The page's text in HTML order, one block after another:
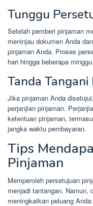
Tunggu
Setelah pemberi pinjaman
meninjau dokumen Anda
pinjaman Anda. Proses
hari hingga beberapa minggu.
Tanda
Jika pinjaman Anda
perjanjian pinjaman.
ketentuan pinjaman,
jangka waktu pembayaran.
Tips
Pinjaman
Memperoleh persetujuan
menjadi tantangan. Namun,
meningkatkan peluang Anda: